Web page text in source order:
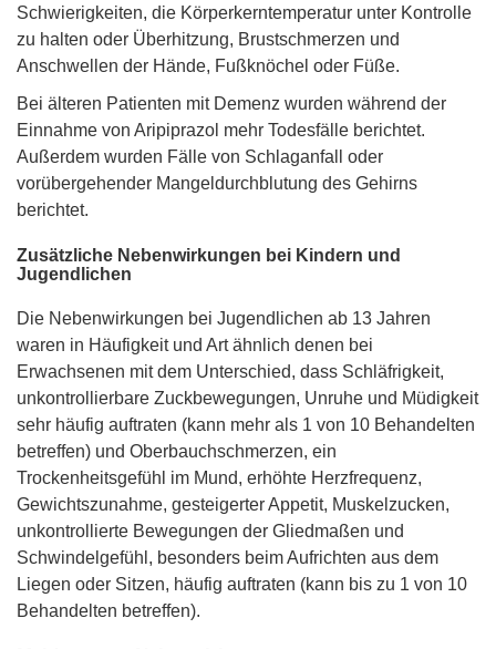
Schwierigkeiten, die Körperkerntemperatur unter Kontrolle
zu halten oder Überhitzung, Brustschmerzen und
Anschwellen der Hände, Fußknöchel oder Füße.
Bei älteren Patienten mit Demenz wurden während der
Einnahme von Aripiprazol mehr Todesfälle berichtet.
Außerdem wurden Fälle von Schlaganfall oder
vorübergehender Mangeldurchblutung des Gehirns
berichtet.
Zusätzliche Nebenwirkungen bei Kindern und
Jugendlichen
Die Nebenwirkungen bei Jugendlichen ab 13 Jahren
waren in Häufigkeit und Art ähnlich denen bei
Erwachsenen mit dem Unterschied, dass Schläfrigkeit,
unkontrollierbare Zuckbewegungen, Unruhe und Müdigkeit
sehr häufig auftraten (kann mehr als 1 von 10 Behandelten
betreffen) und Oberbauchschmerzen, ein
Trockenheitsgefühl im Mund, erhöhte Herzfrequenz,
Gewichtszunahme, gesteigerter Appetit, Muskelzucken,
unkontrollierte Bewegungen der Gliedmaßen und
Schwindelgefühl, besonders beim Aufrichten aus dem
Liegen oder Sitzen, häufig auftraten (kann bis zu 1 von 10
Behandelten betreffen).